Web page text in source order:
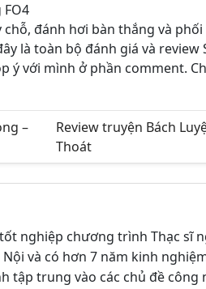
đánh hơi bàn thắng và
là toàn bộ đánh giá và
ý với mình ở phần comment.
–
Review truyện Bách
Thoát
nghiệp chương trình Thạc sĩ
Nội và có hơn 7 năm kinh
tập trung vào các chủ đề